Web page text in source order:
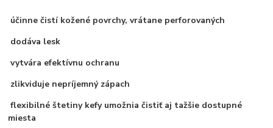
účinne čistí kožené povrchy, vrátane perforovaných
dodáva lesk
vytvára efektívnu ochranu
zlikviduje nepríjemný zápach
flexibilné štetiny kefy umožnia čistiť aj tažšie dostupné
miesta